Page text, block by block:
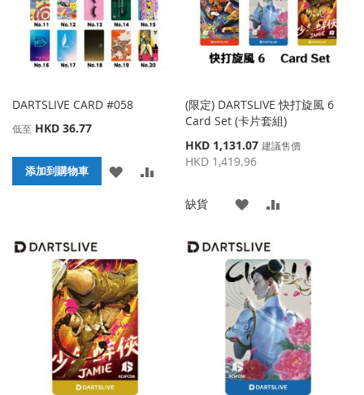
夾
夾
DARTSLIVE CARD #058
低至 HKD 36.77
添加到購物車
添
收
藏
夾
(限定) DARTSLIVE 快打旋風 6
Card Set (卡片套組)
特
殊
HKD 1,131.07 建議售價
HKD 1,419.96
缺貨
添
到
收
藏
夾
並
比
較